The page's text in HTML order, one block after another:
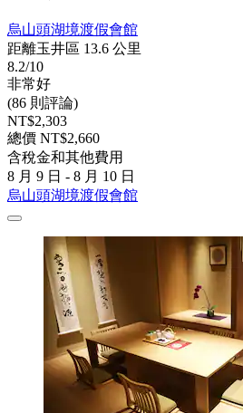
烏山頭湖境渡假會館
距離玉井區 13.6 公里
8.2/10
非常好
(86 則評論)
NT$2,303
總價 NT$2,660
含稅金和其他費用
8 月 9 日 - 8 月 10 日
烏山頭湖境渡假會館